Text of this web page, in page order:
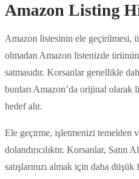
Amazon Listing
Amazon listesinin ele geçirilmesi,
olmadan Amazon listenizde
satmasıdır. Korsanlar genellikle
bunları Amazon’da orijinal olarak
hedef alır.
Ele geçirme, işletmenizi temelden
dolandırıcılıktır. Korsanlar, Satın
satışlarınızı almak için daha